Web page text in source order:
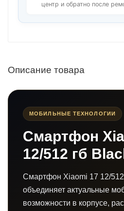
центр и обратно после
Описание товара
МОБИЛЬНЫЕ ТЕХНОЛОГИИ
Смартфон
12/512 гб
Смартфон Xiaomi 17 12/
объединяет актуальные
возможности в корпусе,